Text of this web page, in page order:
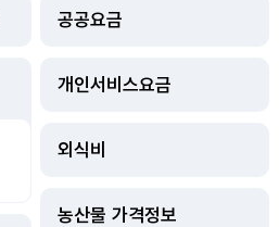
공공요금
개인서비스요금
외식비
농산물 가격정보